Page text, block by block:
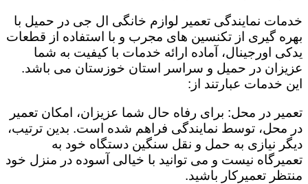
خدمات نمایندگی تعمیر لوازم خانگی ال جی در حمیل با
بهره گیری از تکنسین های مجرب و با استفاده از قطعات
یدکی اورجینال، آماده ارائه خدمات با کیفیت به شما
عزیزان در حمیل و سراسر استان خوزستان می باشد.
این خدمات عبارتند از:
تعمیر در محل: برای رفاه حال شما عزیزان، امکان تعمیر
در محل، توسط نمایندگی فراهم شده است. بدین ترتیب،
دیگر نیازی به حمل و نقل سنگین دستگاه خود به
تعمیرگاه نیست و می توانید با خیالی آسوده در منزل خود
منتظر تعمیرکار باشید.